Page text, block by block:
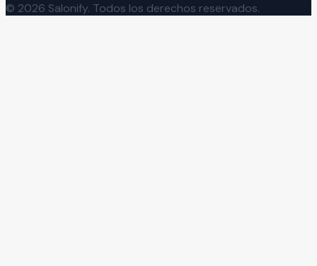
© 2026 Salonify. Todos los derechos reservados.